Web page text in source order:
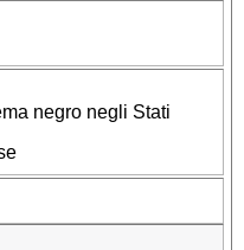
negro negli Stati